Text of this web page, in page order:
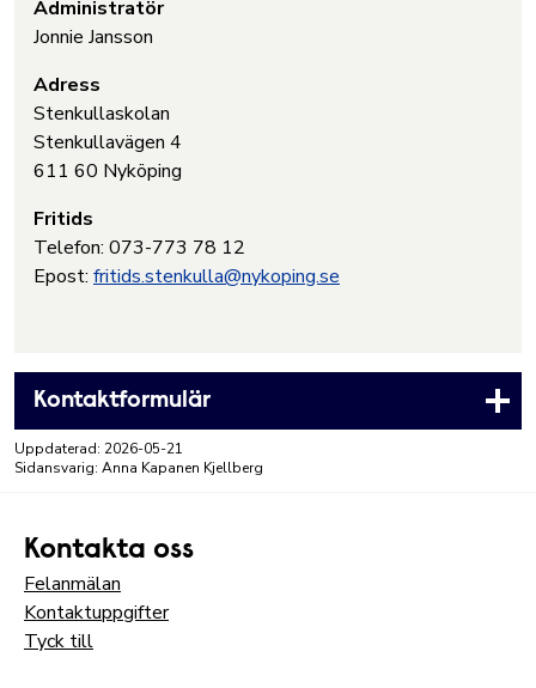
Administratör
Jonnie Jansson
Adress
Stenkullaskolan
Stenkullavägen 4
611 60 Nyköping
Fritids
Telefon: 073-773 78 12
Epost: fritids.stenkulla@nykoping.se
Kontaktformulär
Uppdaterad: 2026-05-21
Sidansvarig: Anna Kapanen Kjellberg
Kontakta oss
Felanmälan
Kontaktuppgifter
Tyck till